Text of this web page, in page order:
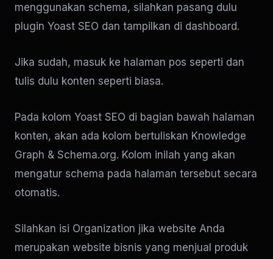
menggunakan schema, silahkan pasang dulu
plugin Yoast SEO dan tampilkan di dashboard.
Jika sudah, masuk ke halaman pos seperti dan
tulis dulu konten seperti biasa.
Pada kolom Yoast SEO di bagian bawah halaman
konten, akan ada kolom bertuliskan Knowledge
Graph & Schema.org. Kolom inilah yang akan
mengatur schema pada halaman tersebut secara
otomatis.
Silahkan isi Organization jika website Anda
merupakan website bisnis yang menjual produk